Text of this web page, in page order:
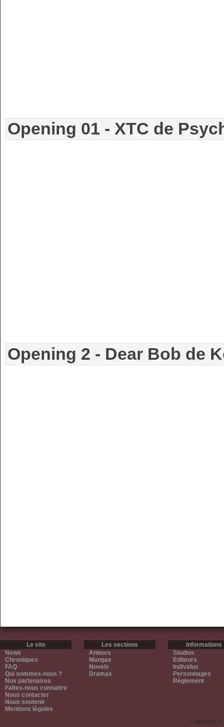
Opening 01 - XTC de
Opening 2 - Dear Bob de
Le site
News
Chroniques
FAQ
Qui sommes-nous ?
Nos partenaires
Faites-nous connaitre
Nous contacter
Nous soutenir
Mentions légales
Les sections
Animes
Mangas
Novels
Dramas
Informations
Studios
Editeurs
Individus
Personnages
Règlement
Copyright ©